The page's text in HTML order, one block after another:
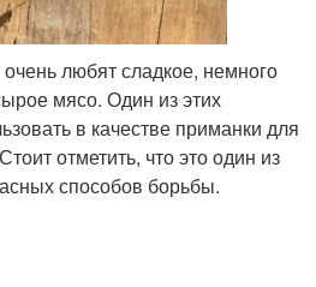
любят сладкое, немного
мясо. Один из этих
в качестве приманки для
отметить, что это один из
способов борьбы.